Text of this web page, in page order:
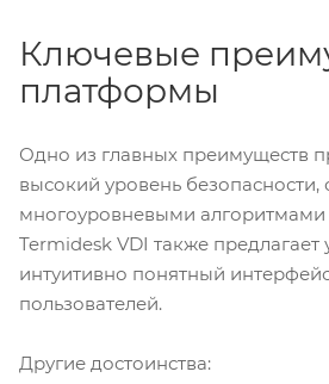
Ключевые
платформы
Одно из главных преимуществ
высокий уровень
многоуровневыми
Termidesk VDI также
интуитивно понятный
пользователей.
Другие достоинства: